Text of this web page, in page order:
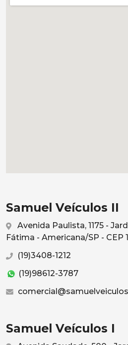
Samuel Veículos II
Avenida Paulista, 1175 -
Fátima - Americana/SP - CEP
(19)3408-1212
(19)98612-3787
Samuel Veículos I